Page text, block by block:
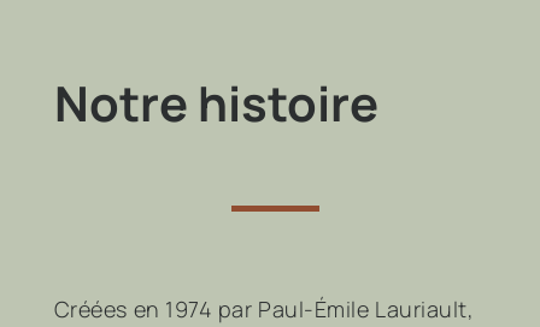
Notre histoire
Créées en 1974 par Paul-Émile Lauriault,